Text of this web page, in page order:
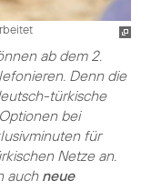
ab dem 2.
Denn die
türkische
bei
für
Netze an.
auchneue